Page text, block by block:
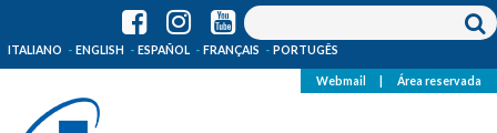
ITALIANO ENGLISH ESPAÑOL FRANÇAIS PORTUGÊS
Webmail Área reservada